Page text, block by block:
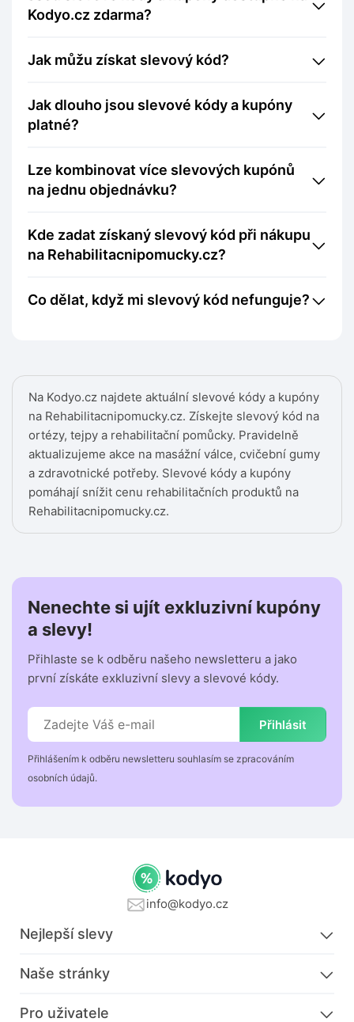
Na Kodyo.cz najdete aktuální slevové kódy a kupóny
na Rehabilitacnipomucky.cz. Získejte slevový kód na
ortézy, tejpy a rehabilitační pomůcky. Pravidelně
aktualizujeme akce na masážní válce, cvičební gumy
a zdravotnické potřeby. Slevové kódy a kupóny
pomáhají snížit cenu rehabilitačních produktů na
Rehabilitacnipomucky.cz.
Kodyo.cz zdarma?
Jak můžu získat slevový kód?
Jak dlouho jsou slevové kódy a kupóny
platné?
Lze kombinovat více slevových kupónů
na jednu objednávku?
Kde zadat získaný slevový kód při nákupu
na Rehabilitacnipomucky.cz?
Co dělat, když mi slevový kód nefunguje?
Nenechte si ujít exkluzivní kupóny
a slevy!
Přihlaste se k odběru našeho newsletteru a jako
první získáte exkluzivní slevy a slevové kódy.
Přihlásit
Přihlášením k odběru newsletteru souhlasím se zpracováním
osobních údajů.
info@kodyo.cz
Nejlepší slevy
Naše stránky
Pro uživatele